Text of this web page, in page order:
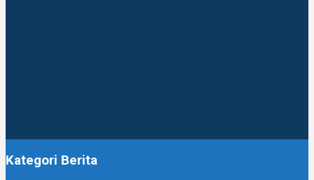
Kategori Berita